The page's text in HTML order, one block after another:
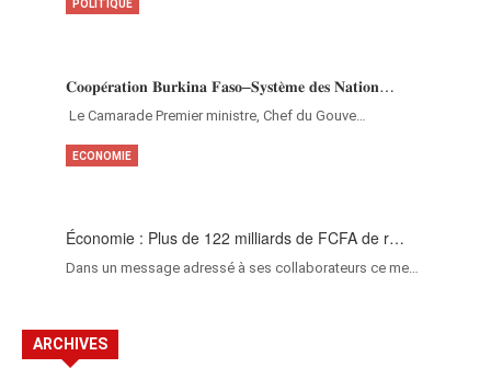
𝐂𝐨𝐨𝐩𝐞́𝐫𝐚𝐭𝐢𝐨𝐧 𝐁𝐮𝐫𝐤𝐢𝐧𝐚 𝐅𝐚𝐬𝐨–𝐒𝐲𝐬𝐭𝐞̀𝐦𝐞 𝐝𝐞𝐬 𝐍𝐚𝐭𝐢𝐨𝐧…
‎Le Camarade Premier ministre, Chef du Gouve…
POLITIQUE
Économie : Plus de 122 milliards de FCFA de r…
Dans un message adressé à ses collaborateurs ce me…
ECONOMIE
ARCHIVES